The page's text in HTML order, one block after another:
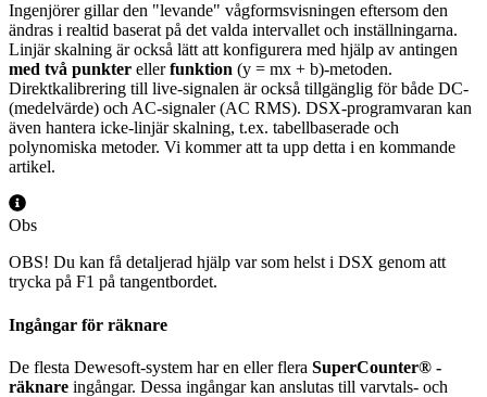
Ingenjörer gillar den "levande" vågformsvisningen eftersom den
ändras i realtid baserat på det valda intervallet och inställningarna.
Linjär skalning är också lätt att konfigurera med hjälp av antingen
med två punkter ellerfunktion (y = mx + b)-metoden.
Direktkalibrering till live-signalen är också tillgänglig för både DC-
(medelvärde) och AC-signaler (AC RMS). DSX-programvaran kan
även hantera icke-linjär skalning, t.ex. tabellbaserade och
polynomiska metoder. Vi kommer att ta upp detta i en kommande
artikel.
Obs
OBS! Du kan få detaljerad hjälp var som helst i DSX genom att
trycka på F1 på tangentbordet.
Ingångar för räknare
De flesta Dewesoft-system har en eller flera SuperCounter® -
räknare ingångar. Dessa ingångar kan anslutas till varvtals- och